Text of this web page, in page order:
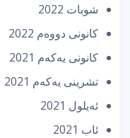
شوبات 2022
كانونی دووه‌م 2022
كانونی یه‌كه‌م 2021
تشرینی یه‌كه‌م 2021
ئه‌یلول 2021
ئاب 2021